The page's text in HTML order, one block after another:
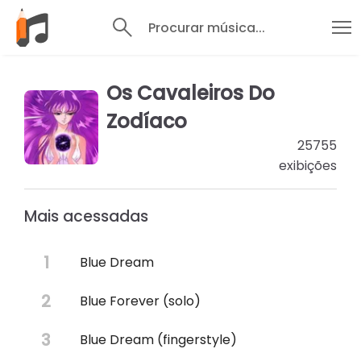
Procurar música...
Os Cavaleiros Do
Zodíaco
25755
exibições
Mais acessadas
Blue Dream
Blue Forever (solo)
Blue Dream (fingerstyle)